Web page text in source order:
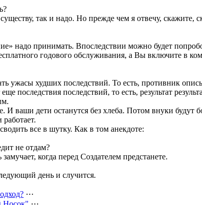
так и надо. Но прежде чем я отвечу, скажите,
надо принимать. Впоследствии можно будет
годового обслуживания, а Вы включите в
ужасы худших последствий. То есть, противник
последствия последствий, то есть, результат
ваши дети останутся без хлеба. Потом внуки будут
все в шутку. Как в том анекдоте:
не отдам?
когда перед Создателем предстанете.
день и случится.
⋯